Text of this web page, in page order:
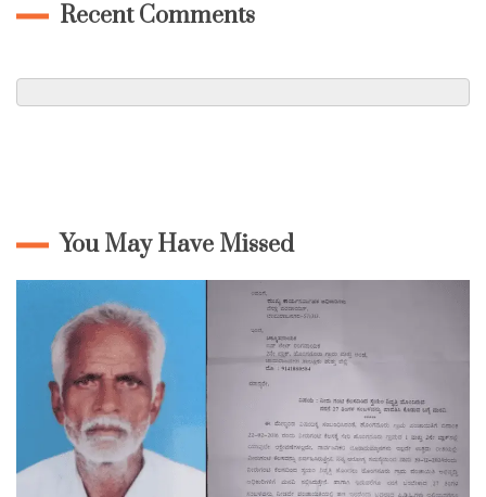
Recent Comments
You May Have Missed